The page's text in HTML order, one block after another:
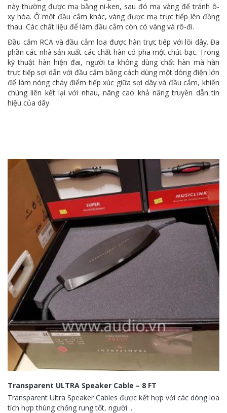
này thường được mạ bằng ni-ken, sau đó mạ vàng để tránh ô-
xy hóa. Ở một đầu cắm khác, vàng được mạ trực tiếp lên đồng
thau. Các chất liệu để làm đầu cắm còn có vàng và rô-đi.
Đầu cắm RCA và đầu cắm loa được hàn trực tiếp với lõi dây. Đa
phần các nhà sản xuất các chất hàn có pha một chút bạc. Trong
kỹ thuật hàn hiện đai, người ta không dùng chất hàn mà hàn
trực tiếp sợi dẫn với đầu cắm bằng cách dùng một dòng điện lớn
để làm nóng cháy điểm tiếp xúc giữa sợi dây và đầu cắm, khiến
chúng liên kết lại với nhau, nâng cao khả năng truyền dẫn tín
hiệu của dây.
Transparent ULTRA Speaker Cable – 8 FT
Transparent Ultra Speaker Cables được kết hợp với các dòng loa
tích hợp thùng chống rung tốt, người ...